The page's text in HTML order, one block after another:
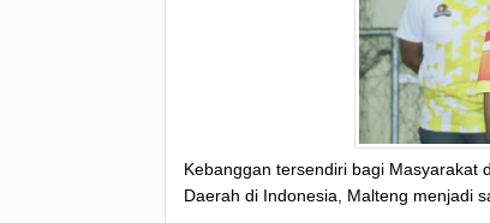
Kebanggan tersendiri bagi Masyarakat
Daerah di Indonesia, Malteng menjadi